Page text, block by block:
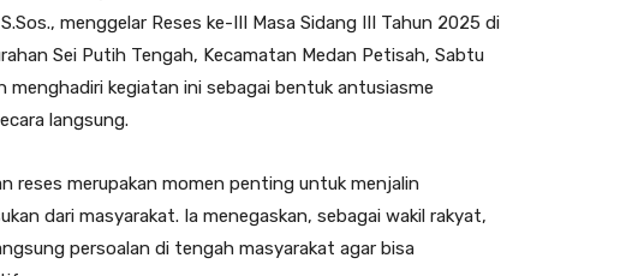
menggelar Reses ke-III Masa Sidang III Tahun 2025 di
Sei Putih Tengah, Kecamatan Medan Petisah, Sabtu
kegiatan ini sebagai bentuk antusiasme
langsung.
reses merupakan momen penting untuk menjalin
dari masyarakat. Ia menegaskan, sebagai wakil rakyat,
persoalan di tengah masyarakat agar bisa